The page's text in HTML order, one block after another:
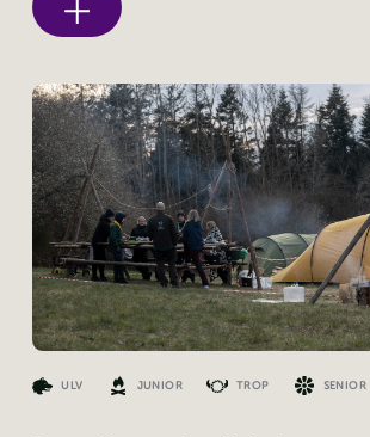
ULV JUNIOR TROP SENIOR